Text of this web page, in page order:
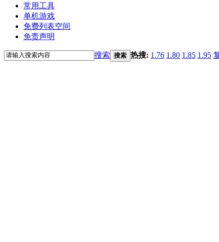
常用工具
单机游戏
免费列表空间
免责声明
搜索 搜索 热搜: 1.76 1.80 1.85 1.95